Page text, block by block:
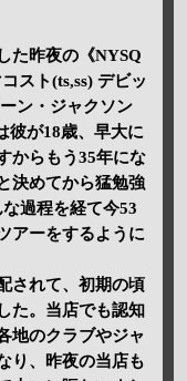
た昨夜の《NYSQ
スト(ts,ss) デビッ
ン・ジャクソン
彼が18歳、早大に
からもう35年にな
決めてから猛勉強
過程を経て今53
アーをするように
されて、初期の頃
た。当店でも認知
地のクラブやジャ
り、昨夜の当店も